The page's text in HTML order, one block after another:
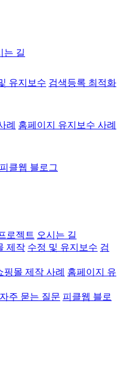
는 길
유지보수 검색등록 최적화
례 홈페이지 유지보수 사례
피클웹 블로그
로젝트 오시는 길
제작 수정 및 유지보수 검
핑몰 제작 사례 홈페이지 유
자주 묻는 질문 피클웹 블로